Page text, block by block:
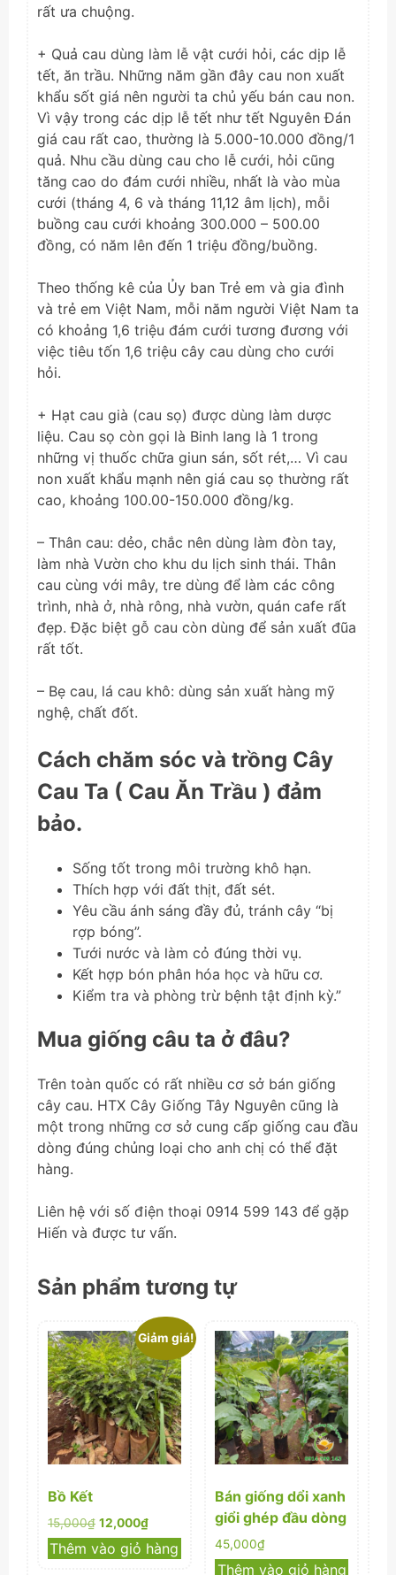
rất ưa chuộng.
+ Quả cau dùng làm lễ vật cưới hỏi, các dịp lễ
tết, ăn trầu. Những năm gần đây cau non xuất
khẩu sốt giá nên người ta chủ yếu bán cau non.
Vì vậy trong các dịp lễ tết như tết Nguyên Đán
giá cau rất cao, thường là 5.000-10.000 đồng/1
quả. Nhu cầu dùng cau cho lễ cưới, hỏi cũng
tăng cao do đám cưới nhiều, nhất là vào mùa
cưới (tháng 4, 6 và tháng 11,12 âm lịch), mỗi
buồng cau cưới khoảng 300.000 – 500.00
đồng, có năm lên đến 1 triệu đồng/buồng.
Theo thống kê của Ủy ban Trẻ em và gia đình
và trẻ em Việt Nam, mỗi năm người Việt Nam ta
có khoảng 1,6 triệu đám cưới tương đương với
việc tiêu tốn 1,6 triệu cây cau dùng cho cưới
hỏi.
+ Hạt cau già (cau sọ) được dùng làm dược
liệu. Cau sọ còn gọi là Binh lang là 1 trong
những vị thuốc chữa giun sán, sốt rét,… Vì cau
non xuất khẩu mạnh nên giá cau sọ thường rất
cao, khoảng 100.00-150.000 đồng/kg.
– Thân cau: dẻo, chắc nên dùng làm đòn tay,
làm nhà Vườn cho khu du lịch sinh thái. Thân
cau cùng với mây, tre dùng để làm các công
trình, nhà ở, nhà rông, nhà vườn, quán cafe rất
đẹp. Đặc biệt gỗ cau còn dùng để sản xuất đũa
rất tốt.
– Bẹ cau, lá cau khô: dùng sản xuất hàng mỹ
nghệ, chất đốt.
Cách chăm sóc và trồng Cây
Cau Ta ( Cau Ăn Trầu ) đảm
bảo.
Sống tốt trong môi trường khô hạn.
Thích hợp với đất thịt, đất sét.
Yêu cầu ánh sáng đầy đủ, tránh cây “bị
rợp bóng”.
Tưới nước và làm cỏ đúng thời vụ.
Kết hợp bón phân hóa học và hữu cơ.
Kiểm tra và phòng trừ bệnh tật định kỳ.”
Mua giống câu ta ở đâu?
Trên toàn quốc có rất nhiều cơ sở bán giống
cây cau. HTX Cây Giống Tây Nguyên cũng là
một trong những cơ sở cung cấp giống cau đầu
dòng đúng chủng loại cho anh chị có thể đặt
hàng.
Liên hệ với số điện thoại 0914 599 143 để gặp
Hiến và được tư vấn.
Sản phẩm tương tự
Giảm giá!
Bồ Kết
15,000₫ Giá
gốc
là:
12,000₫Giá
hiện
tại
Thêm vào giỏ hàng
Bán giống dổi xanh
giổi ghép đầu dòng
45,000₫
Thêm vào giỏ hàng